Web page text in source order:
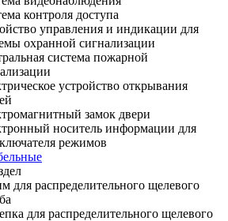
контроля доступа
управления и индикации для
охранной сигнализации
система пожарной
устройство открывания
замок двери
носитель информации для
режимов
для распределительного щелевого
для распределительного щелевого